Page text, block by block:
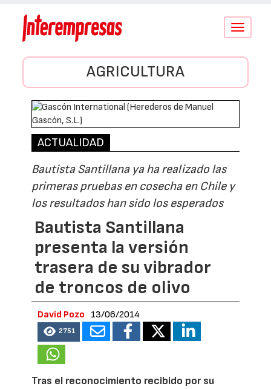
Conmutar
AGRICULTURA
ACTUALIDAD
Bautista Santillana ya ha realizado las
primeras pruebas en cosecha en Chile y
los resultados han sido los esperados
Bautista Santillana
presenta la versión
trasera de su vibrador
de troncos de olivo
David Pozo 13/06/2014
2751
Tras el reconocimiento recibido por su